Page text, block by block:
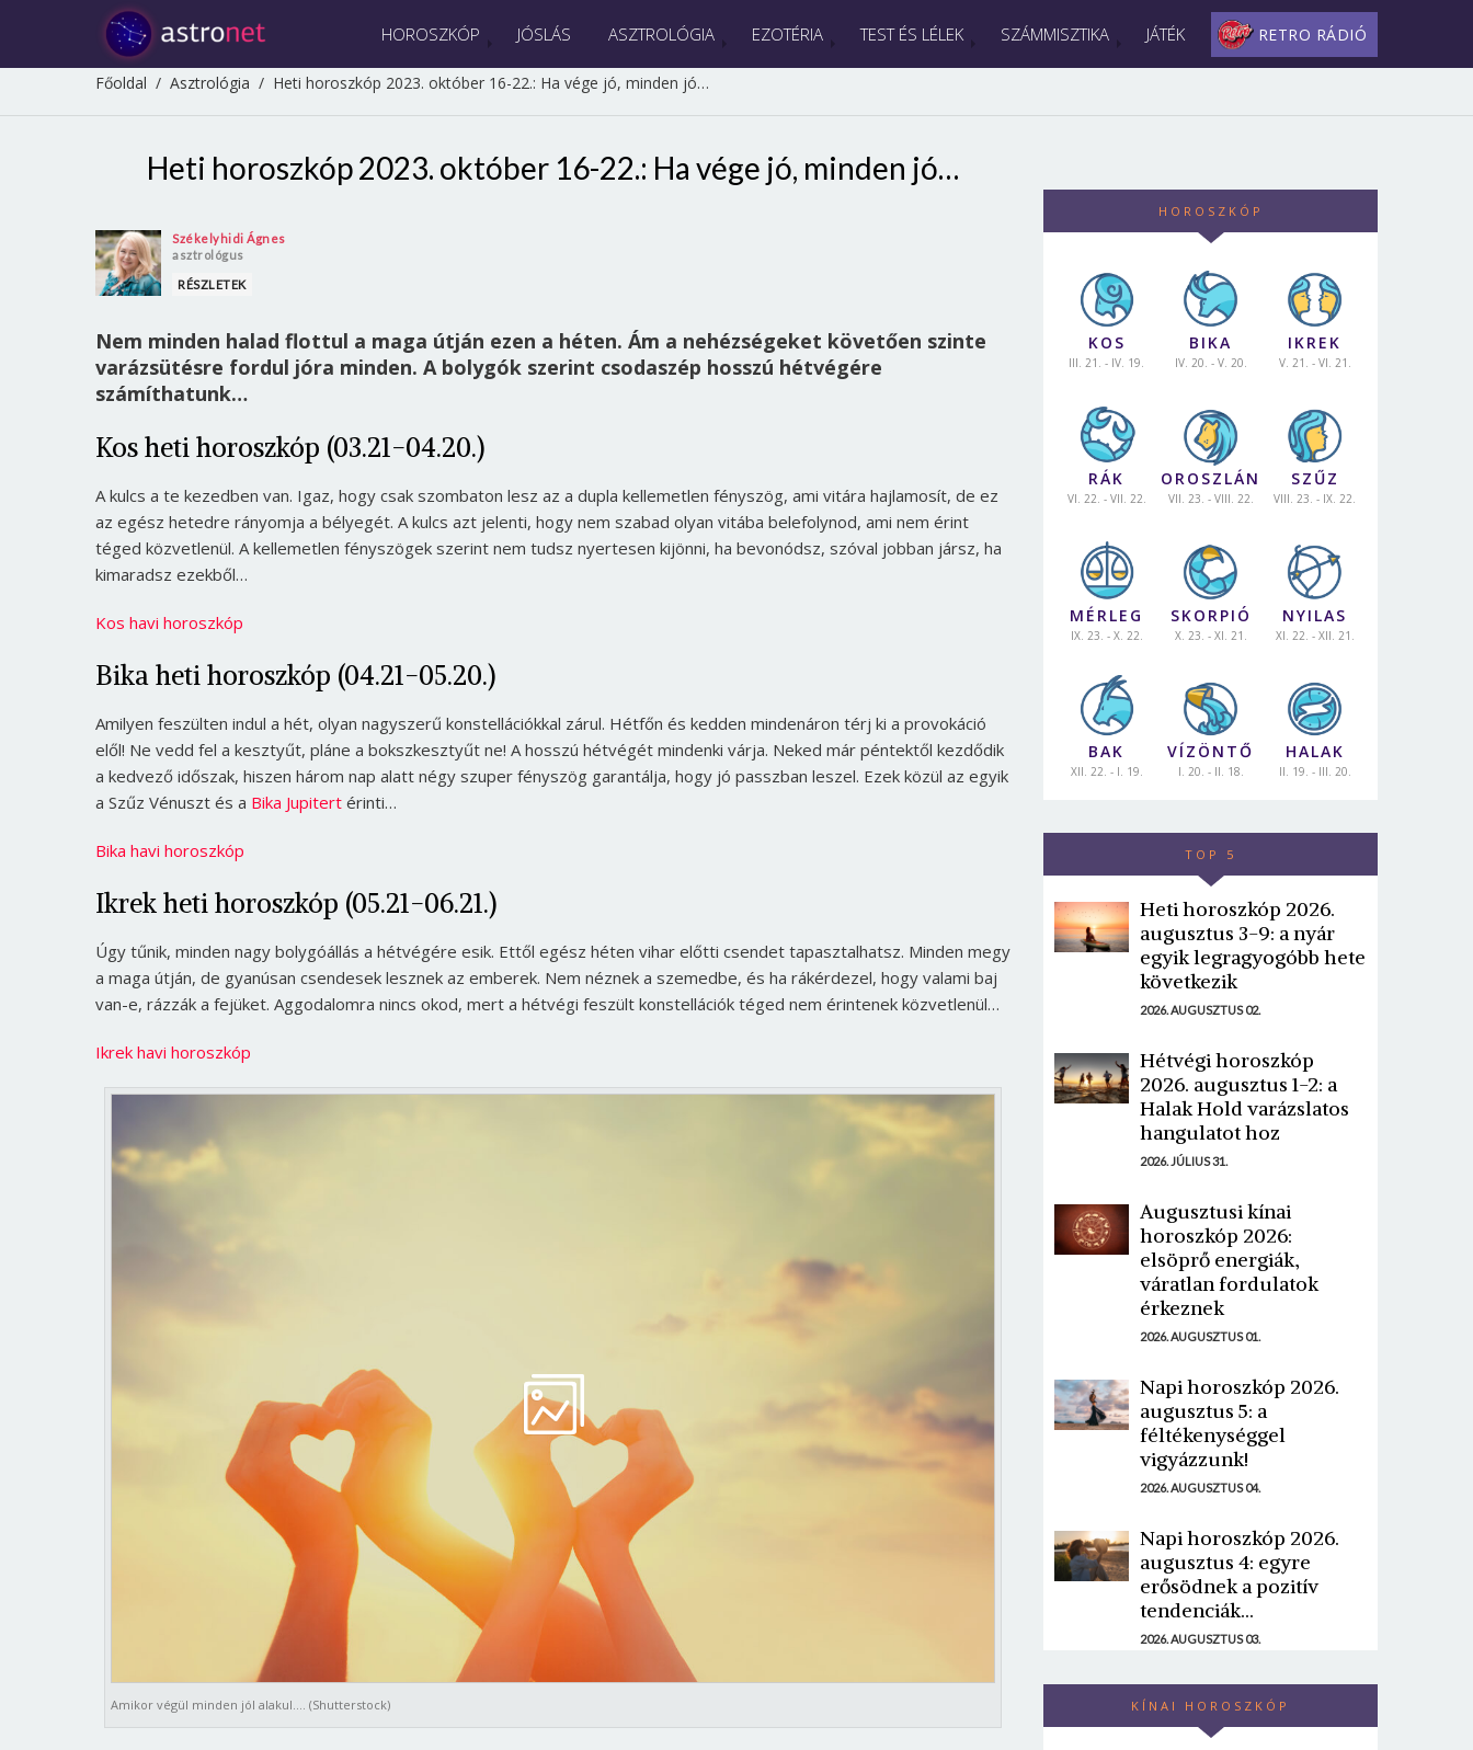
HOROSZKÓP JÓSLÁS ASZTROLÓGIA EZOTÉRIA TEST ÉS LÉLEK SZÁMMISZTIKA JÁTÉK RETRO RÁDIÓ
Főoldal / Asztrológia / Heti horoszkóp 2023. október 16-22.: Ha vége jó, minden jó…
Heti horoszkóp 2023. október 16-22.: Ha vége jó, minden jó…
Székelyhidi Ágnes
asztrológus
RÉSZLETEK
Nem minden halad flottul a maga útján ezen a héten. Ám a nehézségeket követően szinte
varázsütésre fordul jóra minden. A bolygók szerint csodaszép hosszú hétvégére
számíthatunk…
Kos heti horoszkóp (03.21-04.20.)
A kulcs a te kezedben van. Igaz, hogy csak szombaton lesz az a dupla kellemetlen fényszög, ami vitára hajlamosít, de ez
az egész hetedre rányomja a bélyegét. A kulcs azt jelenti, hogy nem szabad olyan vitába belefolynod, ami nem érint
téged közvetlenül. A kellemetlen fényszögek szerint nem tudsz nyertesen kijönni, ha bevonódsz, szóval jobban jársz, ha
kimaradsz ezekből…
Kos havi horoszkóp
Bika heti horoszkóp (04.21-05.20.)
Amilyen feszülten indul a hét, olyan nagyszerű konstellációkkal zárul. Hétfőn és kedden mindenáron térj ki a provokáció
elől! Ne vedd fel a kesztyűt, pláne a bokszkesztyűt ne! A hosszú hétvégét mindenki várja. Neked már péntektől kezdődik
a kedvező időszak, hiszen három nap alatt négy szuper fényszög garantálja, hogy jó passzban leszel. Ezek közül az egyik
a Szűz Vénuszt és a Bika Jupitert érinti…
Bika havi horoszkóp
Ikrek heti horoszkóp (05.21-06.21.)
Úgy tűnik, minden nagy bolygóállás a hétvégére esik. Ettől egész héten vihar előtti csendet tapasztalhatsz. Minden megy
a maga útján, de gyanúsan csendesek lesznek az emberek. Nem néznek a szemedbe, és ha rákérdezel, hogy valami baj
van-e, rázzák a fejüket. Aggodalomra nincs okod, mert a hétvégi feszült konstellációk téged nem érintenek közvetlenül…
Ikrek havi horoszkóp
Amikor végül minden jól alakul…. (Shutterstock)
HOROSZKÓP
KOS
III. 21. - IV. 19.
BIKA
IV. 20. - V. 20.
IKREK
V. 21. - VI. 21.
RÁK
VI. 22. - VII. 22.
OROSZLÁN
VII. 23. - VIII. 22.
SZŰZ
VIII. 23. - IX. 22.
MÉRLEG
IX. 23. - X. 22.
SKORPIÓ
X. 23. - XI. 21.
NYILAS
XI. 22. - XII. 21.
BAK
XII. 22. - I. 19.
VÍZÖNTŐ
I. 20. - II. 18.
HALAK
II. 19. - III. 20.
TOP 5
Heti horoszkóp 2026.
augusztus 3-9: a nyár
egyik legragyogóbb hete
következik
2026. AUGUSZTUS 02.
Hétvégi horoszkóp
2026. augusztus 1-2: a
Halak Hold varázslatos
hangulatot hoz
2026. JÚLIUS 31.
Augusztusi kínai
horoszkóp 2026:
elsöprő energiák,
váratlan fordulatok
érkeznek
2026. AUGUSZTUS 01.
Napi horoszkóp 2026.
augusztus 5: a
féltékenységgel
vigyázzunk!
2026. AUGUSZTUS 04.
Napi horoszkóp 2026.
augusztus 4: egyre
erősödnek a pozitív
tendenciák...
2026. AUGUSZTUS 03.
KÍNAI HOROSZKÓP